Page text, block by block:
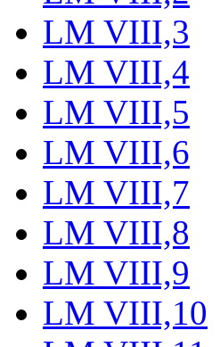
LM VIII,3
LM VIII,4
LM VIII,5
LM VIII,6
LM VIII,7
LM VIII,8
LM VIII,9
LM VIII,10